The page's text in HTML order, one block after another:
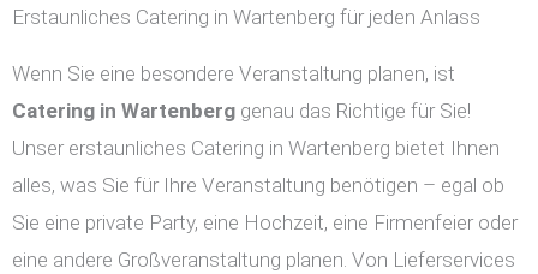
Erstaunliches Catering in Wartenberg für jeden Anlass
Wenn Sie eine besondere Veranstaltung planen, ist
Catering in Wartenberg genau das Richtige für Sie!
Unser erstaunliches Catering in Wartenberg bietet Ihnen
alles, was Sie für Ihre Veranstaltung benötigen – egal ob
Sie eine private Party, eine Hochzeit, eine Firmenfeier oder
eine andere Großveranstaltung planen. Von Lieferservices